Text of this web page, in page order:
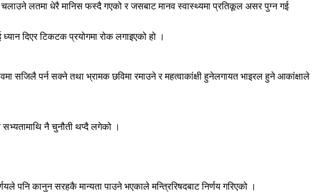
लतमा धेरै मानिस फस्दै गएको र जसबाट मानव स्वास्थ्यमा प्रतिकूल असर पुग्न गई
ध्यान दिएर टिकटक प्रयोगमा रोक लगाइएको हो ।
पर्न सक्ने तथा भ्रामक छविमा रमाउने र महत्वाकांक्षी हुनेलगायत भाइरल हुने आकांक्षाले
सभ्यतामाथि नै चुनौती थप्दै लगेको ।
पनि कानुन सरहकै मान्यता पाउने भएकाले मन्त्रिरिषदबाट निर्णय गरिएको ।